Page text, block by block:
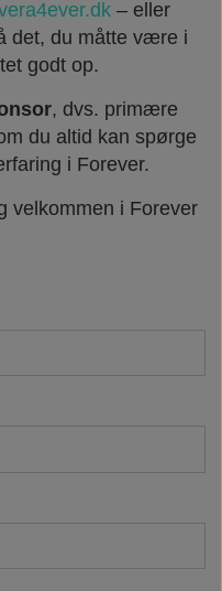
– eller
det, du måtte være i
godt op.
, dvs. primære
du altid kan spørge
i Forever.
velkommen i Forever